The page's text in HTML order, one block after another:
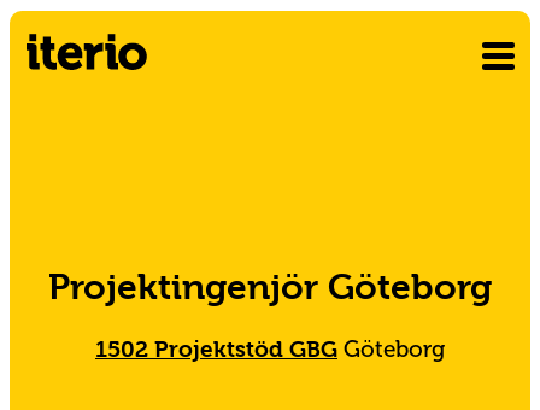
Projektingenjör Göteborg
1502 Projektstöd GBG Göteborg